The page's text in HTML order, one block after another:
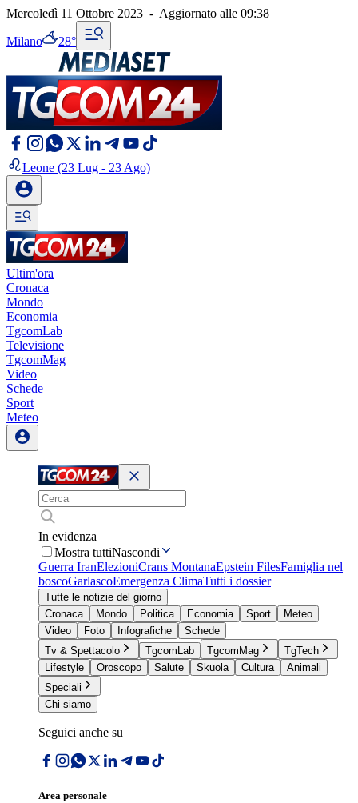
Mercoledì 11 Ottobre 2023 - Aggiornato alle 09:38
Milano 28°
Leone (23 Lug - 23 Ago)
Ultim'ora
Cronaca
Mondo
Economia
TgcomLab
Televisione
TgcomMag
Video
Schede
Sport
Meteo
In evidenza
Mostra tuttiNascondi
Guerra IranElezioniCrans MontanaEpstein FilesFamiglia nel
boscoGarlascoEmergenza ClimaTutti i dossier
Tutte le notizie del giorno
Cronaca
Mondo Politica Economia Sport
Meteo
Video
Foto Infografiche
Schede
Tv & Spettacolo
TgcomLab TgcomMag
TgTech
Lifestyle
Oroscopo Salute Skuola Cultura
Animali
Speciali
Chi siamo
Seguici anche su
Area personale